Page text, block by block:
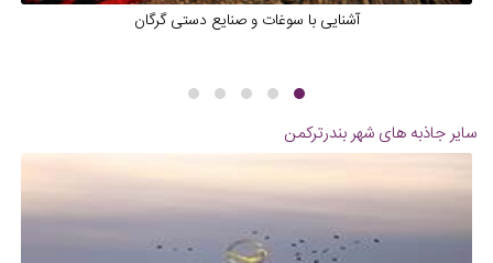
آشنایی با سوغات و صنایع دستی گرگان
سایر جاذبه های شهربندرترکمن